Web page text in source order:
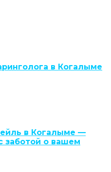
в Когалыме
в Когалыме —
заботой о вашем